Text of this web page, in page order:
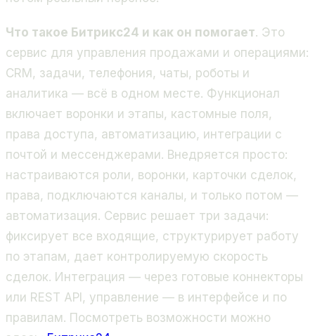
Что такое Битрикс24 и как он помогает. Это
сервис для управления продажами и операциями:
CRM, задачи, телефония, чаты, роботы и
аналитика — всё в одном месте. Функционал
включает воронки и этапы, кастомные поля,
права доступа, автоматизацию, интеграции с
почтой и мессенджерами. Внедряется просто:
настраиваются роли, воронки, карточки сделок,
права, подключаются каналы, и только потом —
автоматизация. Сервис решает три задачи:
фиксирует все входящие, структурирует работу
по этапам, дает контролируемую скорость
сделок. Интеграция — через готовые коннекторы
или REST API, управление — в интерфейсе и по
правилам. Посмотреть возможности можно